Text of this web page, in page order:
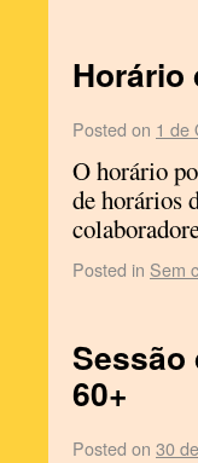
Horário
Posted on 1 de
O horário
de horários
Posted in Sem
Sessão
60+
Posted on 30